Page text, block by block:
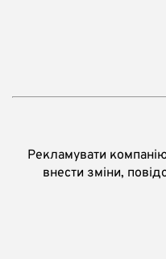
Рекламувати
внести зміни,